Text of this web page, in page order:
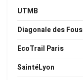
UTMB
Diagonale des Fous
EcoTrail Paris
SaintéLyon